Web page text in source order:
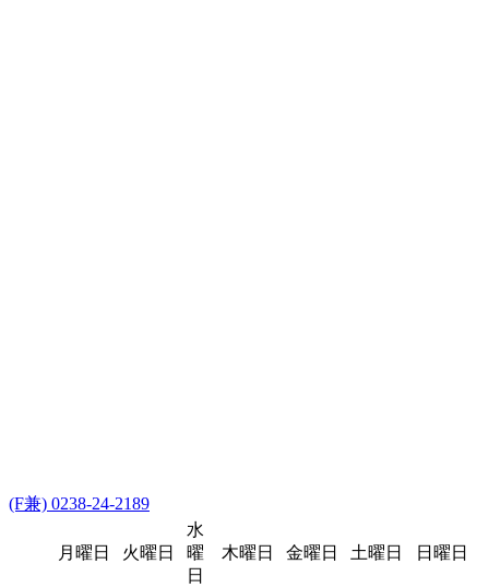
(F兼) 0238-24-2189
月曜日 火曜日
水
曜
日
木曜日 金曜日 土曜日 日曜日